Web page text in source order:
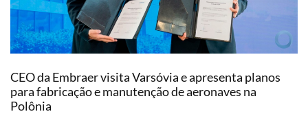
CEO da Embraer visita Varsóvia e apresenta planos
para fabricação e manutenção de aeronaves na
Polônia